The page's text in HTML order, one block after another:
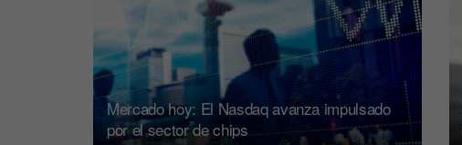
Mercado hoy: El Nasdaq avanza impulsado
por el sector de chips